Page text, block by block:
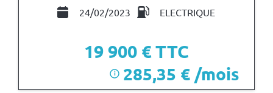
24/02/2023
ELECTRIQUE
19 900 € TTC
i 285,35 € /mois